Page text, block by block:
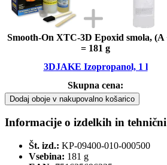
Smooth-On XTC-3D Epoxid smola, (A
= 181 g
3DJAKE Izopropanol, 1 l
Skupna cena:
Dodaj oboje v nakupovalno košarico
Informacije o izdelkih in
Št. izd.: KP-09400-010-000500
Vsebina: 181 g